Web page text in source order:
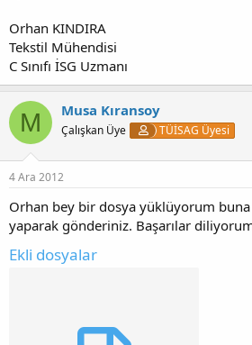
Orhan KINDIRA
Tekstil Mühendisi
C Sınıfı İSG Uzmanı
M Musa Kıransoy
Çalışkan Üye TÜİSAG Üyesi
4 Ara 2012
Orhan bey bir dosya yüklüyorum
yaparak gönderiniz. Başarılar
Ekli dosyalar